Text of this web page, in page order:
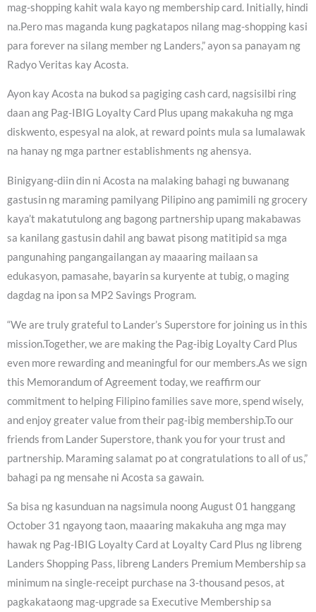
mag-shopping kahit wala kayo ng membership card. Initially, hindi
na.Pero mas maganda kung pagkatapos nilang mag-shopping kasi
para forever na silang member ng Landers,” ayon sa panayam ng
Radyo Veritas kay Acosta.
Ayon kay Acosta na bukod sa pagiging cash card, nagsisilbi ring
daan ang Pag-IBIG Loyalty Card Plus upang makakuha ng mga
diskwento, espesyal na alok, at reward points mula sa lumalawak
na hanay ng mga partner establishments ng ahensya.
Binigyang-diin din ni Acosta na malaking bahagi ng buwanang
gastusin ng maraming pamilyang Pilipino ang pamimili ng grocery
kaya’t makatutulong ang bagong partnership upang makabawas
sa kanilang gastusin dahil ang bawat pisong matitipid sa mga
pangunahing pangangailangan ay maaaring mailaan sa
edukasyon, pamasahe, bayarin sa kuryente at tubig, o maging
dagdag na ipon sa MP2 Savings Program.
“We are truly grateful to Lander’s Superstore for joining us in this
mission.Together, we are making the Pag-ibig Loyalty Card Plus
even more rewarding and meaningful for our members.As we sign
this Memorandum of Agreement today, we reaffirm our
commitment to helping Filipino families save more, spend wisely,
and enjoy greater value from their pag-ibig membership.To our
friends from Lander Superstore, thank you for your trust and
partnership. Maraming salamat po at congratulations to all of us,”
bahagi pa ng mensahe ni Acosta sa gawain.
Sa bisa ng kasunduan na nagsimula noong August 01 hanggang
October 31 ngayong taon, maaaring makakuha ang mga may
hawak ng Pag-IBIG Loyalty Card at Loyalty Card Plus ng libreng
Landers Shopping Pass, libreng Landers Premium Membership sa
minimum na single-receipt purchase na 3-thousand pesos, at
pagkakataong mag-upgrade sa Executive Membership sa